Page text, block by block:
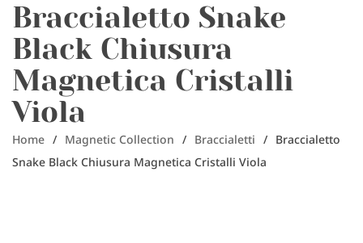
Braccialetto Snake
Black Chiusura
Magnetica Cristalli
Viola
Home / Magnetic Collection / Braccialetti / Braccialetto
Snake Black Chiusura Magnetica Cristalli Viola